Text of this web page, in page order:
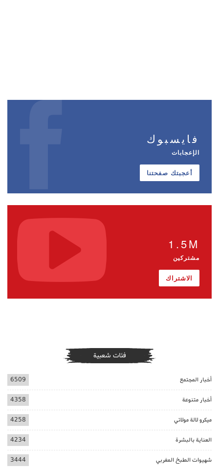
فايسبوك
الإعجابات
أعجبتك صفحتنا
1.5M
مشتركين
الاشتراك
فئات شعبية
أخبار المجتمع 6509
أخبار متنوعة 4358
ميكرو لالة مولاتي 4258
العناية بالبشرة 4234
شهيوات الطبخ المغربي 3444